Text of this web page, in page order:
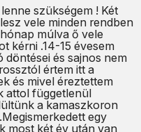
szükségem ! Két
vele minden rendben
múlva ő vele
kérni .14-15 évesem
és sajnos nem
értem itt a
és mivel éreztettem
attol függetlenül
a kamaszkoron
egy
most két év után van